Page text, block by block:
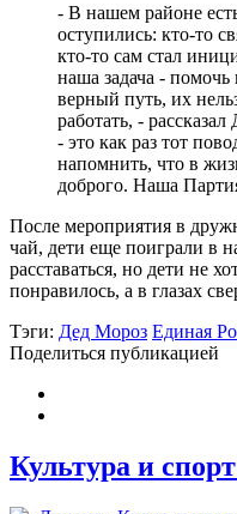
- В нашем районе
оступились: кто-то
кто-то сам стал
наша задача - помочь
верный путь, их
работать, -
- это как раз тот
напомнить, что в
доброго. Наша
После мероприятия в
чай, дети еще поиграли в
расставаться, но дети не
понравилось, а в глазах
Тэги: Дед Мороз Единая
Поделиться публикацией
Культура и